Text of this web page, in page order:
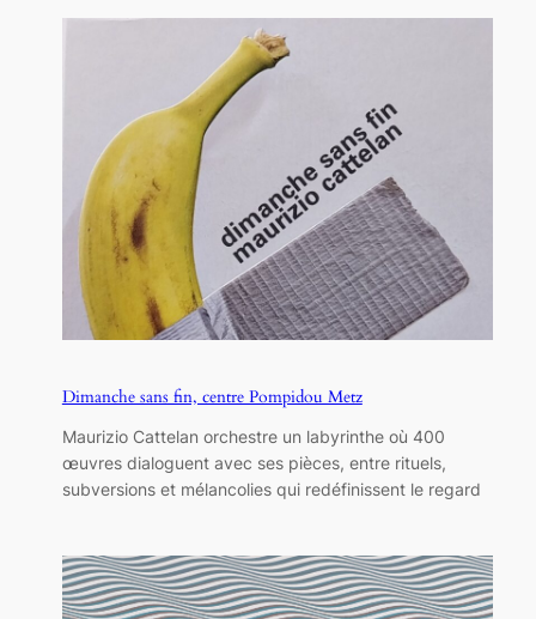
Dimanche sans fin, centre Pompidou Metz
Maurizio Cattelan orchestre un labyrinthe où 400
œuvres dialoguent avec ses pièces, entre rituels,
subversions et mélancolies qui redéfinissent le regard